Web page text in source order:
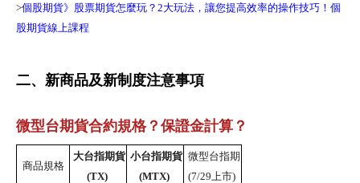
>個股期貨》股票期貨怎麼玩？2大玩法，讓您提高效率的操作技巧！個
股期貨線上課程
二、新商品及新制度注意事項
微型台期貨合約規格？保證金計算？
商品規格
大台指期貨
(TX)
小台指期貨
(MTX)
微型台指期
(7/29上市)